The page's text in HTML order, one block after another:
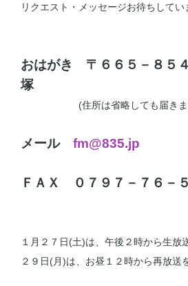
リクエスト・メッセージお待ちしてい
おはがき 〒６６５－８５
塚
(住所は省略しても届きま
メール fm@835.jp
ＦＡＸ ０７９７－７６－
１月２７日(土)は、午後２時から生放
２９日(月)は、お昼１２時から再放送